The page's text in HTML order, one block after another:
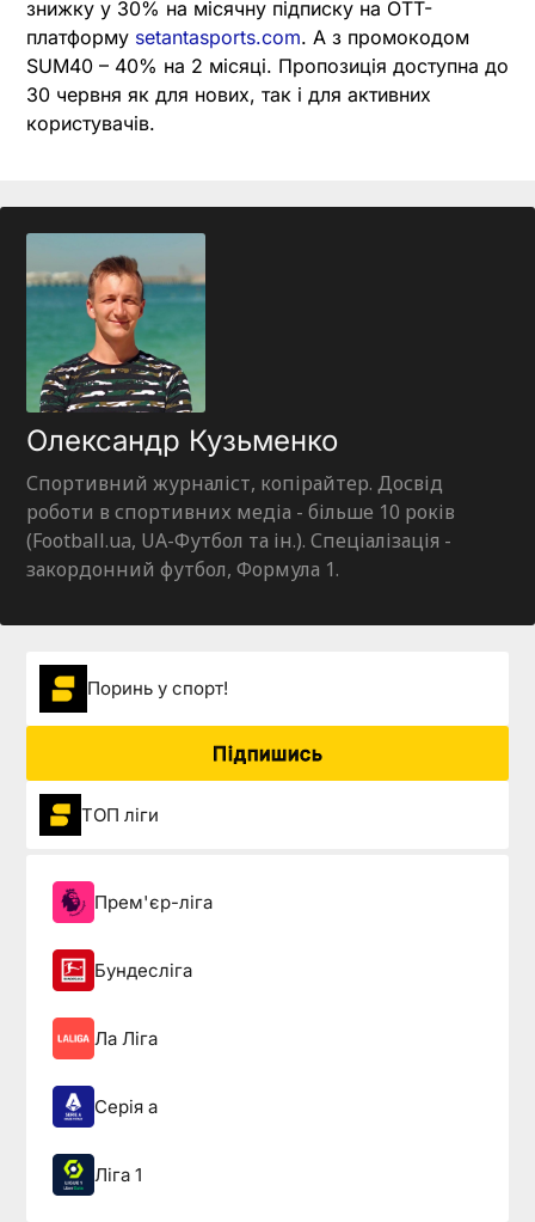
знижку у 30% на місячну підписку на OTT-
платформу setantasports.com. А з промокодом
SUM40 – 40% на 2 місяці. Пропозиція доступна до
30 червня як для нових, так і для активних
користувачів.
Олександр Кузьменко
Спортивний журналіст, копірайтер. Досвід
роботи в спортивних медіа - більше 10 років
(Football.ua, UA-Футбол та ін.). Спеціалізація -
закордонний футбол, Формула 1.
Поринь у спорт!
Підпишись
ТОП ліги
Прем'єр-ліга
Бундесліга
Ла Ліга
Серія а
Ліга 1